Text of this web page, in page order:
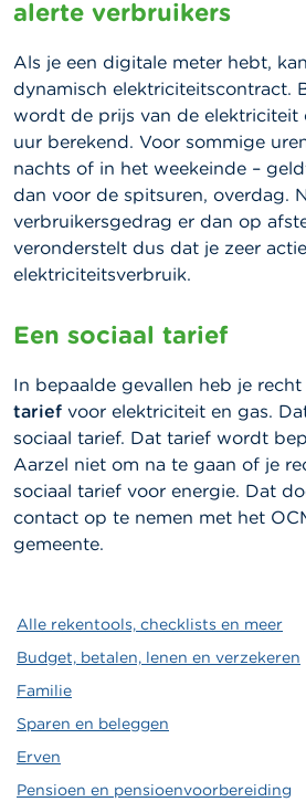
alerte verbruikers
Als je een digitale meter hebt,
dynamisch elektriciteitscontract.
wordt de prijs van de elektriciteit
uur berekend. Voor sommige
nachts of in het weekeinde –
dan voor de spitsuren, overdag.
verbruikersgedrag er dan op
veronderstelt dus dat je zeer
elektriciteitsverbruik.
Een sociaal tarief
In bepaalde gevallen heb je recht
tarief voor elektriciteit en gas.
sociaal tarief. Dat tarief wordt
Aarzel niet om na te gaan of je
sociaal tarief voor energie. Dat
contact op te nemen met het
gemeente.
Alle rekentools, checklists en meer
Budget, betalen, lenen en verzekeren
Familie
Sparen en beleggen
Erven
Pensioen en pensioenvoorbereiding